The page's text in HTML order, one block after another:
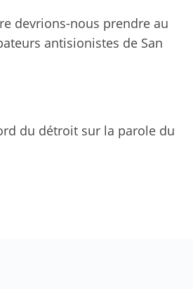
devrions-nous prendre au
antisionistes de San
du détroit sur la parole du